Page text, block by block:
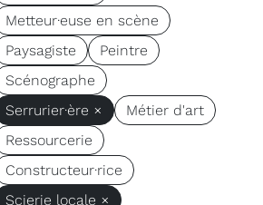
Metteur·euse en scène
Paysagiste
Peintre
Scénographe
Serrurier·ère ×
Métier d'art
Ressourcerie
Constructeur·rice
Scierie locale ×